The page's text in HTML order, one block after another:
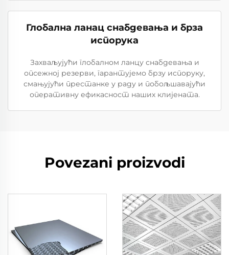
Глобална ланац снабдевања и брза
испорука
Захваљујући глобалном ланцу снабдевања и
опсежној резерви, гарантујемо брзу испоруку,
смањујући престанке у раду и побољшавајући
оперативну ефикасност наших клијената.
Povezani proizvodi